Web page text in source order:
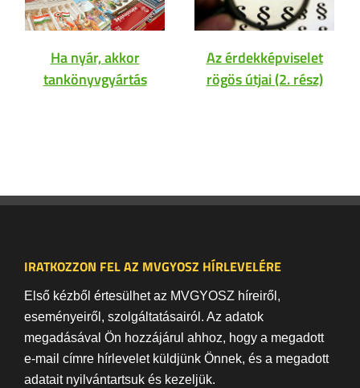
Ha nyár, akkor
tankönyvgyártás
Az érdekképviselet
rögös útjai (2. rész)
IRATKOZZON FEL AZ MVGYOSZ HÍRLEVELÉRE
Első kézből értesülhet az MVGYOSZ híreiről,
eseményeiről, szolgáltatásairól. Az adatok
megadásával Ön hozzájárul ahhoz, hogy a megadott
e-mail címre hírlevelet küldjünk Önnek, és a megadott
adatait nyilvántartsuk és kezeljük.